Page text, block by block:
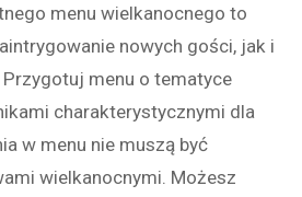
menu wielkanocnego to
nowych gości, jak i
menu o tematyce
charakterystycznymi dla
w menu nie muszą być
wielkanocnymi. Możesz